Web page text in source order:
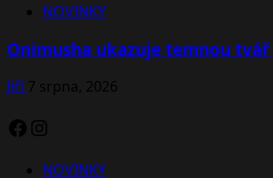
NOVINKY
Onimusha ukazuje temnou
Jiří7 srpna, 2026
Facebook
Instagram
NOVINKY